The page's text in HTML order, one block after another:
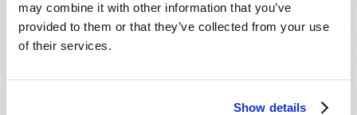
may combine it with other information that you’ve
provided to them or that they’ve collected from your use
of their services.
Show details